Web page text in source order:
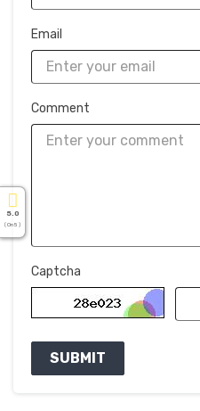
Email
Comment
Captcha
SUBMIT
5.0
( On 5 )